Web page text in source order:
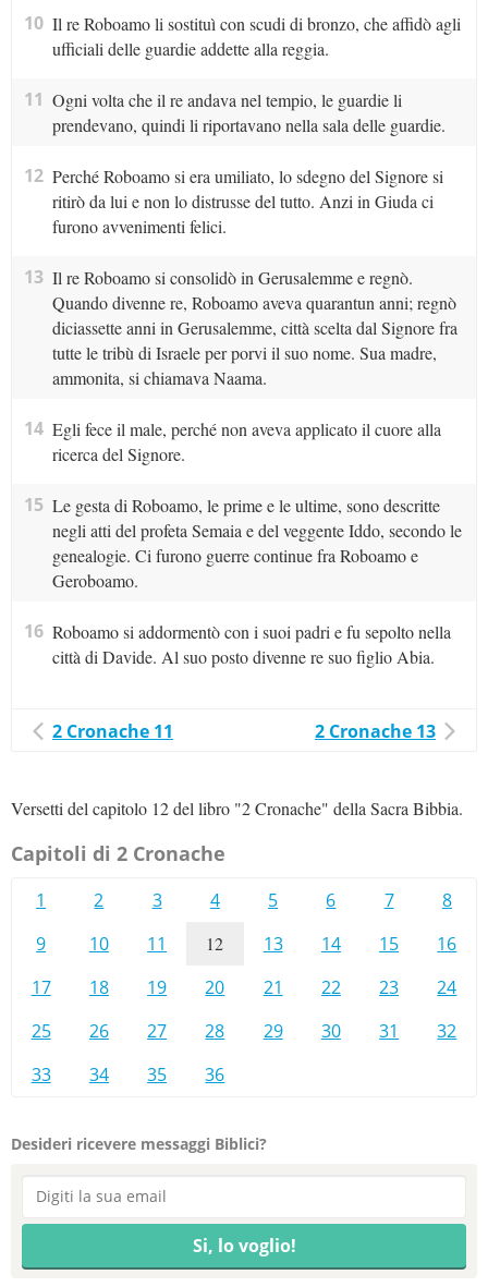
10 Il re Roboamo li sostituì con scudi di bronzo, che affidò agli
ufficiali delle guardie addette alla reggia.
11 Ogni volta che il re andava nel tempio, le guardie li
prendevano, quindi li riportavano nella sala delle guardie.
12 Perché Roboamo si era umiliato, lo sdegno del Signore si
ritirò da lui e non lo distrusse del tutto. Anzi in Giuda ci
furono avvenimenti felici.
13 Il re Roboamo si consolidò in Gerusalemme e regnò.
Quando divenne re, Roboamo aveva quarantun anni; regnò
diciassette anni in Gerusalemme, città scelta dal Signore fra
tutte le tribù di Israele per porvi il suo nome. Sua madre,
ammonita, si chiamava Naama.
14 Egli fece il male, perché non aveva applicato il cuore alla
ricerca del Signore.
15 Le gesta di Roboamo, le prime e le ultime, sono descritte
negli atti del profeta Semaia e del veggente Iddo, secondo le
genealogie. Ci furono guerre continue fra Roboamo e
Geroboamo.
16 Roboamo si addormentò con i suoi padri e fu sepolto nella
città di Davide. Al suo posto divenne re suo figlio Abia.
2 Cronache 11 2 Cronache 13
Versetti del capitolo 12 del libro "2 Cronache" della Sacra Bibbia.
Capitoli di 2 Cronache
1 2 3 4 5 6 7
8
9
10 11 12 13 14 15
16
17
18 19 20 21 22 23
24
25
26 27 28 29 30 31
32
33
34 35 36
Desideri ricevere messaggi Biblici?